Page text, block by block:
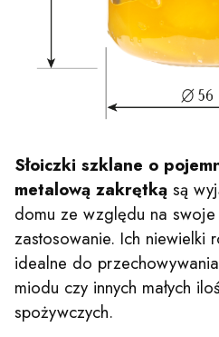
Słoiczki szklane o
metalową zakrętką są
domu ze względu na
zastosowanie. Ich niewielki
idealne do
miodu czy innych małych
spożywczych.